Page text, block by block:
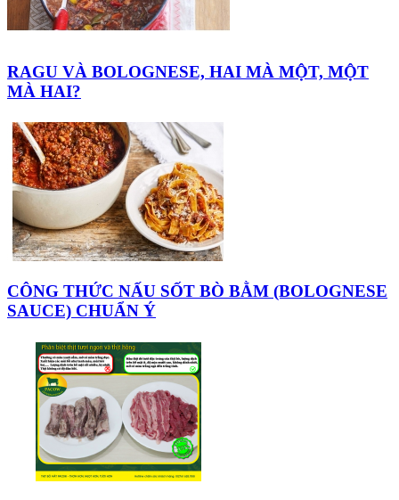
RAGU VÀ BOLOGNESE, HAI MÀ MỘT, MỘT
MÀ HAI?
CÔNG THỨC NẤU SỐT BÒ BẰM (BOLOGNESE
SAUCE) CHUẨN Ý